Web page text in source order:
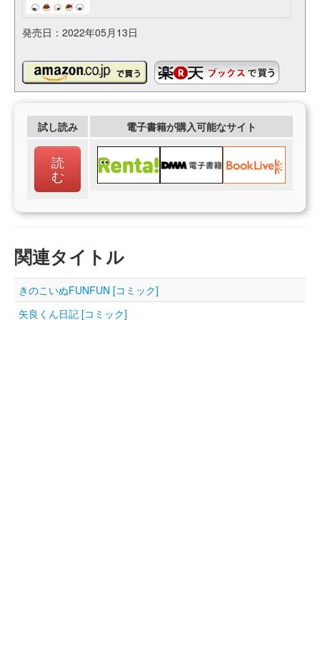
発売日：2022年05月13日
試し読み 電子書籍が購入可能なサイト
読
む
関連タイトル
きのこいぬFUNFUN [コミック]
矢良くん日記 [コミック]